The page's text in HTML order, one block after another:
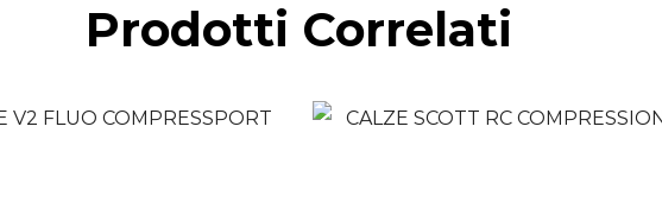
Prodotti Correlati